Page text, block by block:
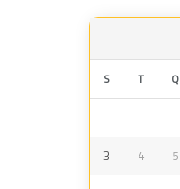
S T Q
3 4 5